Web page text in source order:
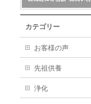
カテゴリー
お客様の声
先祖供養
浄化